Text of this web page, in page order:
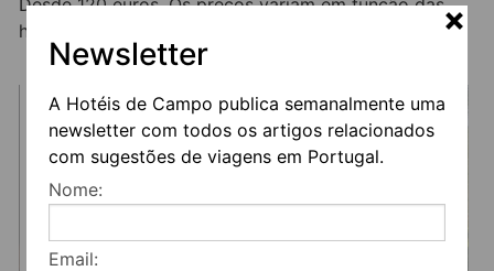
Newsletter
A Hotéis de Campo publica semanalmente uma
newsletter com todos os artigos relacionados
com sugestões de viagens em Portugal.
Nome:
Email:
https://www.instagram.com/casacalmar/
Facebook
Twitter
EmailLinkedIn
Desde 120 euros. Os preços variam em função das
habitações e da época do ano.